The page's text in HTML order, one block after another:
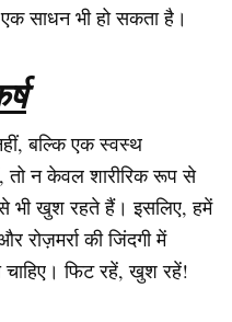
साधन भी हो सकता है।
बल्कि एक स्वस्थ
न केवल शारीरिक रूप से
भी खुश रहते हैं। इसलिए, हमें
रोज़मर्रा की जिंदगी में
चाहिए। फिट रहें, खुश रहें!